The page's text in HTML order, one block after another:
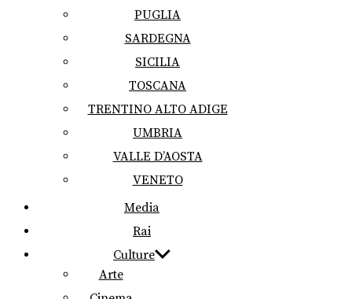
PUGLIA
SARDEGNA
SICILIA
TOSCANA
TRENTINO ALTO ADIGE
UMBRIA
VALLE D’AOSTA
VENETO
Media
Rai
Culture
Arte